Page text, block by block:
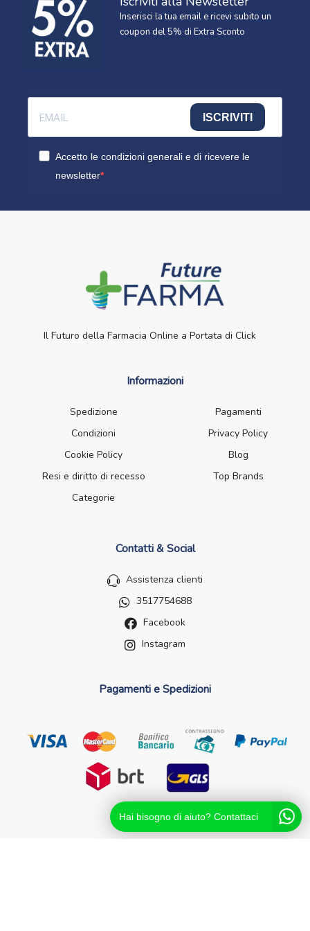
Inserisci la tua email e ricevi subito un
coupon del 5% di Extra Sconto
ISCRIVITI
Accetto le condizioni generali e di ricevere le
newsletter
Il Futuro della Farmacia Online a Portata di Click
Informazioni
Spedizione
Pagamenti
Condizioni
Privacy Policy
Cookie Policy
Blog
Resi e diritto di recesso
Top Brands
Categorie
Contatti & Social
Assistenza clienti
3517754688
Facebook
Instagram
Pagamenti e Spedizioni
Hai bisogno di aiuto? Contattaci